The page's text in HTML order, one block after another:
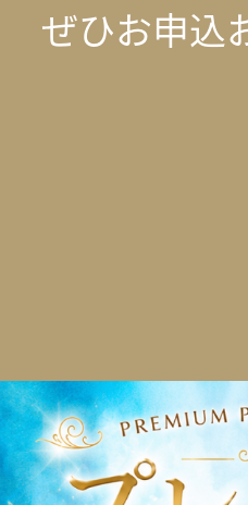
ぜひお申込